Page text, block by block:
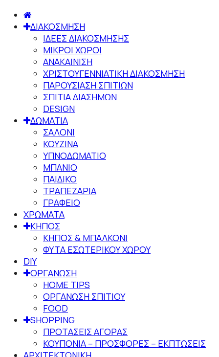
ΔΙΑΚΟΣΜΗΣΗ
ΙΔΕΕΣ ΔΙΑΚΟΣΜΗΣΗΣ
ΜΙΚΡΟΙ ΧΩΡΟΙ
ΑΝΑΚΑΙΝΙΣΗ
ΧΡΙΣΤΟΥΓΕΝΝΙΑΤΙΚΗ ΔΙΑΚΟΣΜΗΣΗ
ΠΑΡΟΥΣΙΑΣΗ ΣΠΙΤΙΩΝ
ΣΠΙΤΙΑ ΔΙΑΣΗΜΩΝ
DESIGN
ΔΩΜΑΤΙΑ
ΣΑΛΟΝΙ
ΚΟΥΖΙΝΑ
ΥΠΝΟΔΩΜΑΤΙΟ
ΜΠΑΝΙΟ
ΠΑΙΔΙΚΟ
ΤΡΑΠΕΖΑΡΙΑ
ΓΡΑΦΕΙΟ
ΧΡΩΜΑΤΑ
ΚΗΠΟΣ
ΚΗΠΟΣ & ΜΠΑΛΚΟΝΙ
ΦΥΤΑ ΕΣΩΤΕΡΙΚΟΥ ΧΩΡΟΥ
DIY
ΟΡΓΑΝΩΣΗ
HOME TIPS
ΟΡΓΑΝΩΣΗ ΣΠΙΤΙΟΥ
FOOD
SHOPPING
ΠΡΟΤΑΣΕΙΣ ΑΓΟΡΑΣ
ΚΟΥΠΟΝΙΑ – ΠΡΟΣΦΟΡΕΣ – ΕΚΠΤΩΣΕΙΣ